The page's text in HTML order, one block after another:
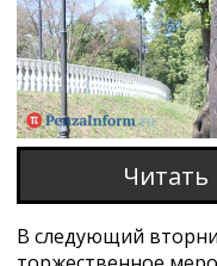
Читать
В следующий